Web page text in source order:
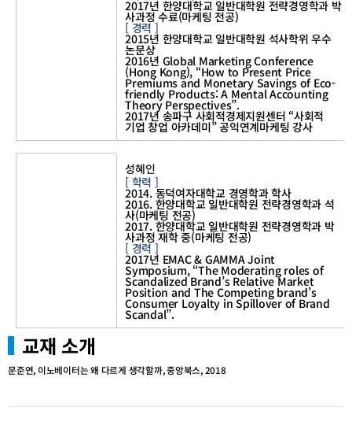
2017년 한양대학교 일반대학원 전략경영학과 박
사과정 수료(마케팅 전공)
[ 경력 ]
2015년 한양대학교 일반대학원 석사학위 우수
논문상
2016년 Global Marketing Conference
(Hong Kong), “How to Present Price
Premiums and Monetary Savings of Eco-
friendly Products: A Mental Accounting
Theory Perspectives”.
2017년 송파구 사회적경제지원센터 “사회적
기업 창업 아카데미” 공익연계마케팅 강사
조
성혜인
[ 학력 ]
2014. 동덕여자대학교 경영학과 학사
2016. 한양대학교 일반대학원 전략경영학과 석
사(마케팅 전공)
2017. 한양대학교 일반대학원 전략경영학과 박
사과정 재학 중(마케팅 전공)
[ 경력 ]
2017년 EMAC & GAMMA Joint
Symposium, “The Moderating roles of
Scandalized Brand’s Relative Market
Position and The Competing brand’s
Consumer Loyalty in Spillover of Brand
Scandal”.
교재 소개
문준연, 이노베이터는 왜 다르게 생각할까, 중앙북스, 2018